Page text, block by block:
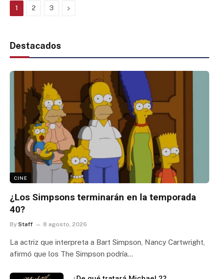
1 2 3 Next
Destacados
CINE
¿Los Simpsons terminarán en la temporada
40?
By Staff 8 agosto, 2026
La actriz que interpreta a Bart Simpson, Nancy Cartwright,
afirmó que los The Simpson podría…